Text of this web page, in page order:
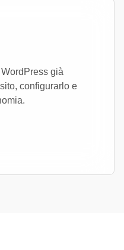
già
configurarlo e